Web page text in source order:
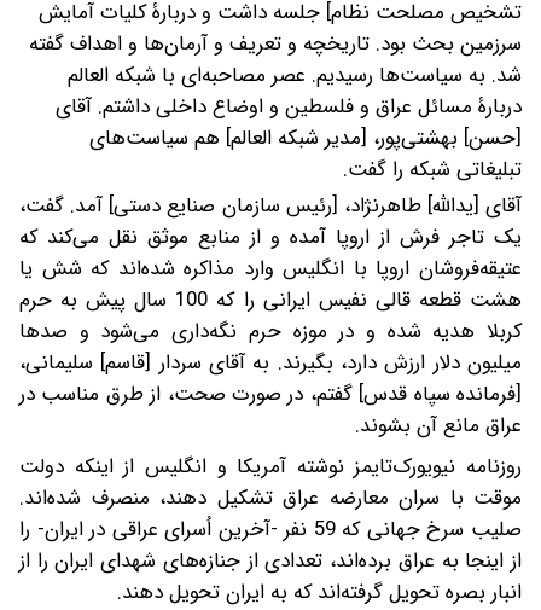
تشخیص مصلحت نظام] جلسه داشت و دربارۀ کلیات آمایش
سرزمین بحث بود. تاریخچه و تعریف و آرمان‌ها و اهداف گفته
شد. به سیاست‌ها رسیدیم. عصر مصاحبه‌ای با شبکه العالم
دربارۀ مسائل عراق و فلسطین و اوضاع داخلی داشتم. آقای
[حسن] بهشتی‌پور، [مدیر شبکه العالم] هم سیاست‌های
تبلیغاتی شبکه را گفت.
آقای [یدالله] طاهرنژاد، [رئیس سازمان صنایع دستی] آمد. گفت،
یک تاجر فرش از اروپا آمده و از منابع موثق نقل می‌کند که
عتیقه‌فروشان اروپا با انگلیس وارد مذاکره شده‌اند که شش یا
هشت قطعه قالی نفیس ایرانی را که 100 سال پیش به حرم‌
کربلا هدیه شده و در موزه حرم نگه‌داری می‌شود و صدها
میلیون دلار ارزش دارد، بگیرند. به آقای سردار [قاسم] سلیمانی،
[فرمانده سپاه قدس] گفتم، در صورت صحت، از طرق مناسب در
عراق مانع آن بشوند.
روزنامه نیویورک‌تایمز نوشته آمریکا و انگلیس از اینکه دولت
موقت با سران معارضه عراق تشکیل دهند، منصرف شده‌اند.
صلیب سرخ جهانی‌ که 59 نفر -آخرین اُسرای عراقی در ایران- را
از اینجا به عراق برده‌اند، تعدادی از جنازه‌های شهدای ایران را از
انبار بصره تحویل گرفته‌اند که به ایران تحویل دهند.